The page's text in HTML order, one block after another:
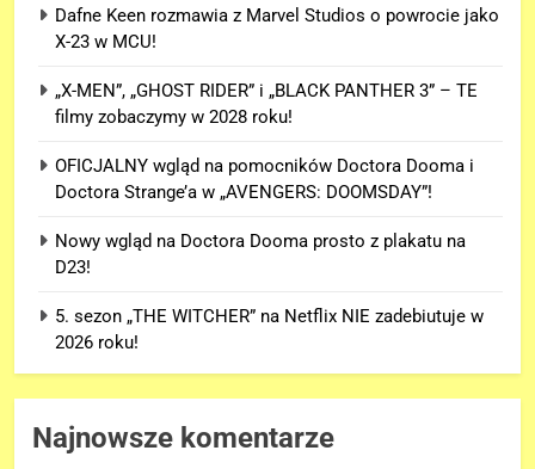
Dafne Keen rozmawia z Marvel Studios o powrocie jako
X-23 w MCU!
„X-MEN”, „GHOST RIDER” i „BLACK PANTHER 3” – TE
filmy zobaczymy w 2028 roku!
OFICJALNY wgląd na pomocników Doctora Dooma i
Doctora Strange’a w „AVENGERS: DOOMSDAY”!
Nowy wgląd na Doctora Dooma prosto z plakatu na
D23!
5. sezon „THE WITCHER” na Netflix NIE zadebiutuje w
2026 roku!
Najnowsze komentarze